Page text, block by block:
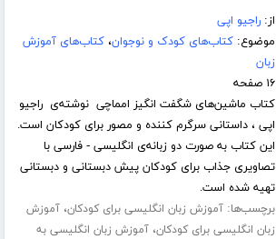
از:راجیو اپی
موضوع:کتاب‌های کودک و نوجوان،کتاب‌های آموزش
زبان
۱۶ صفحه
کتاب ماشین‌های شگفت انگیز امماچی نوشته‌ی راجیو
اپی ، داستانی سرگرم کننده و مصور برای کودکان است.
این کتاب به صورت دو زبانه‌ی انگلیسی - فارسی با
تصاویری جذاب برای کودکان پیش دبستانی و دبستانی
تهیه شده است.
برچسب‌ها:آموزش زبان انگلیسی برای کودکان،آموزش
زبان انگلیسی برای کودکان،آموزش زبان انگلیسی به